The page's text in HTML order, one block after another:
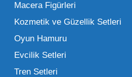
şüphesiz ki birim
Oyuncak toptan
perakende satış fiyatı ile
makas açılır ve bu da
edilmesini sağlar. Toplu
Macera Figürleri
Kozmetik ve Güzellik Setleri
Oyun Hamuru
Evcilik Setleri
Tren Setleri